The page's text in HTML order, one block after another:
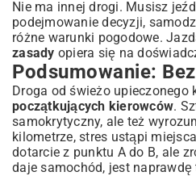
Nie ma innej drogi. Musisz
podejmowanie decyzji,
różne warunki pogodowe.
zasady opiera się na
Podsumowanie:
Droga od świeżo upieczonego
początkujących kierowców.
samokrytyczny, ale też
kilometrze, stres ustąpi
dotarcie z punktu A do B, ale
daje samochód, jest naprawdę